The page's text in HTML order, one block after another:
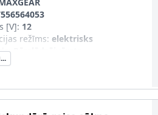
[V]: 12
režīms: elektrisks
: